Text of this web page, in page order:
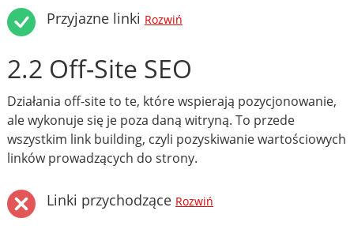
Przyjazne linki Rozwiń
2.2 Off-Site SEO
Działania off-site to te, które wspierają pozycjonowanie,
ale wykonuje się je poza daną witryną. To przede
wszystkim link building, czyli pozyskiwanie wartościowych
linków prowadzących do strony.
Linki przychodzące Rozwiń